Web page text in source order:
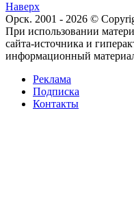
Наверх
Орск. 2001 - 2026 ©
При использовании
сайта-источника и
информационный
Реклама
Подписка
Контакты